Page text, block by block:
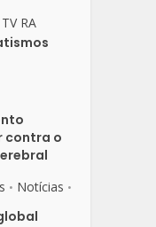
TV RA
contra o
• Notícias •